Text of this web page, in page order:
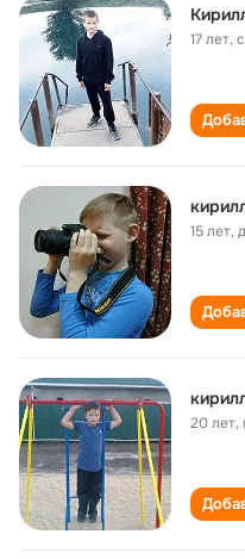
17 лет,
15 лет,
20 лет,